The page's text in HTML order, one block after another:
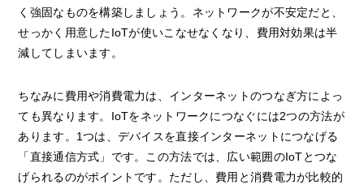
く強固なものを構築しましょう。ネットワークが不安定だと、
せっかく用意したIoTが使いこなせなくなり、費用対効果は半
減してしまいます。
ちなみに費用や消費電力は、インターネットのつなぎ方によっ
ても異なります。IoTをネットワークにつなぐには2つの方法が
あります。1つは、デバイスを直接インターネットにつなげる
「直接通信方式」です。この方法では、広い範囲のIoTとつな
げられるのがポイントです。ただし、費用と消費電力が比較的